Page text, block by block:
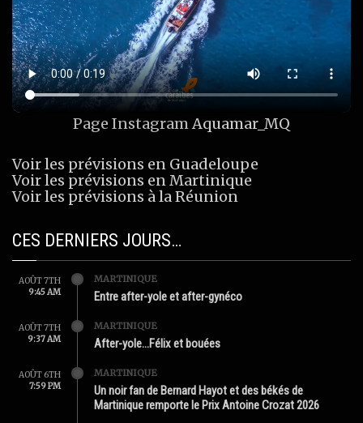
Page InstagramAquamar_MQ
Voir les prévisions en Guadeloupe
Voir les prévisions en Martinique
Voir les prévisions à la Réunion
CES DERNIERS JOURS…
AOÛT 7TH
9:45 AM
MARTINIQUE
Entre after-yole et after-gynéco
AOÛT 7TH
9:37 AM
MARTINIQUE
After-yole…Félix et bouées
AOÛT 6TH
7:59 PM
MARTINIQUE
Un noir fan de Bernard Hayot et des békés de
Martinique remporte le Prix Antoine Crozat 2026